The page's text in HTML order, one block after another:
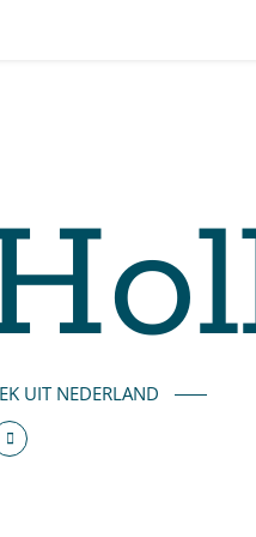
UIT NEDERLAND